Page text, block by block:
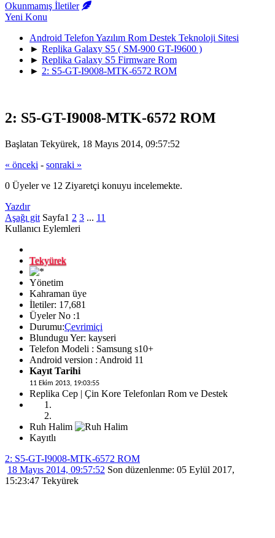
Okunmamış İletiler
Yeni Konu
Android Telefon Yazılım Rom Destek Teknoloji Sitesi
► Replika Galaxy S5 ( SM-900 GT-I9600 )
► Replika Galaxy S5 Firmware Rom
► 2: S5-GT-I9008-MTK-6572 ROM
2: S5-GT-I9008-MTK-6572 ROM
Başlatan Tekyürek, 18 Mayıs 2014, 09:57:52
« önceki - sonraki »
0 Üyeler ve 12 Ziyaretçi konuyu incelemekte.
Yazdır
Aşağı git Sayfa1 2 3 ... 11
Kullanıcı Eylemleri
Tekyürek
Yönetim
Kahraman üye
İletiler: 17,681
Üyeler No :1
Durumu:Çevrimiçi
Blundugu Yer: kayseri
Telefon Modeli : Samsung s10+
Android version : Android 11
Kayıt Tarihi
11 Ekim 2013, 19:03:55
Replika Cep | Çin Kore Telefonları Rom ve Destek
Ruh Halim
Kayıtlı
2: S5-GT-I9008-MTK-6572 ROM
18 Mayıs 2014, 09:57:52 Son düzenlenme: 05 Eylül 2017,
15:23:47 Tekyürek